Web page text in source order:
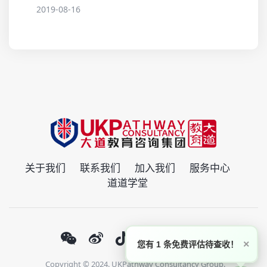
2019-08-16
关于我们 联系我们 加入我们
服务中心
道道学堂
Copyright © 2024. UKPathway Consultancy Group.
×
您有 1 条免费评估待查收！